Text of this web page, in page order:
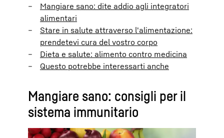
Mangiare sano: dite addio agli integratori
alimentari
Stare in salute attraverso l'alimentazione:
prendetevi cura del vostro corpo
Dieta e salute: alimento contro medicina
Questo potrebbe interessarti anche
Mangiare sano: consigli per il
sistema immunitario